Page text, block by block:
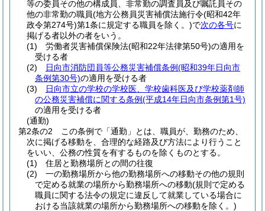
等の委員その他の構成員、非常勤の調査員及び嘱託員その
他の非常勤の職員(地方公務員災害補償法施行令(昭和42年
政令第274号)第1条に規定する職員を除く。)で次の各号に
掲げる者以外の者をいう。
(1)
労働者災害補償保険法(昭和22年法律第50号)の適用を
受ける者
(2)
日向市消防団員等公務災害補償条例(昭和39年日向市
条例第30号)の適用を受ける者
(3)
日向市立の学校の学校医、学校歯科医及び学校薬剤師
の公務災害補償に関する条例(平成14年日向市条例第1号)
の適用を受ける者
(通勤)
第2条の2
この条例で「通勤」とは、職員が、勤務のため、
次に掲げる移動を、合理的な経路及び方法により行うこと
をいい、公務の性質を有するものを除くものとする。
(1)
住居と勤務場所との間の往復
(2)
一の勤務場所から他の勤務場所への移動その他の規則
で定める就業の場所から勤務場所への移動(規則で定める
職員に関する法令の規定に違反して就業している場合に
おける当該就業の場所から勤務場所への移動を除く。)